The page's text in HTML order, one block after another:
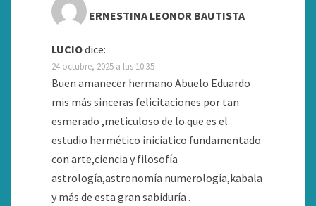
ERNESTINA LEONOR BAUTISTA
LUCIOdice:
24 octubre, 2025 a las 10:35
Buen amanecer hermano Abuelo Eduardo
mis más sinceras felicitaciones por tan
esmerado ,meticuloso de lo que es el
estudio hermético iniciatico fundamentado
con arte,ciencia y filosofía
astrología,astronomía numerología,kabala
y más de esta gran sabiduría .